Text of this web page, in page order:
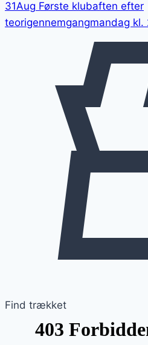
31Aug Første klubaften efter
teorigennemgangmandag kl.
Find trækket